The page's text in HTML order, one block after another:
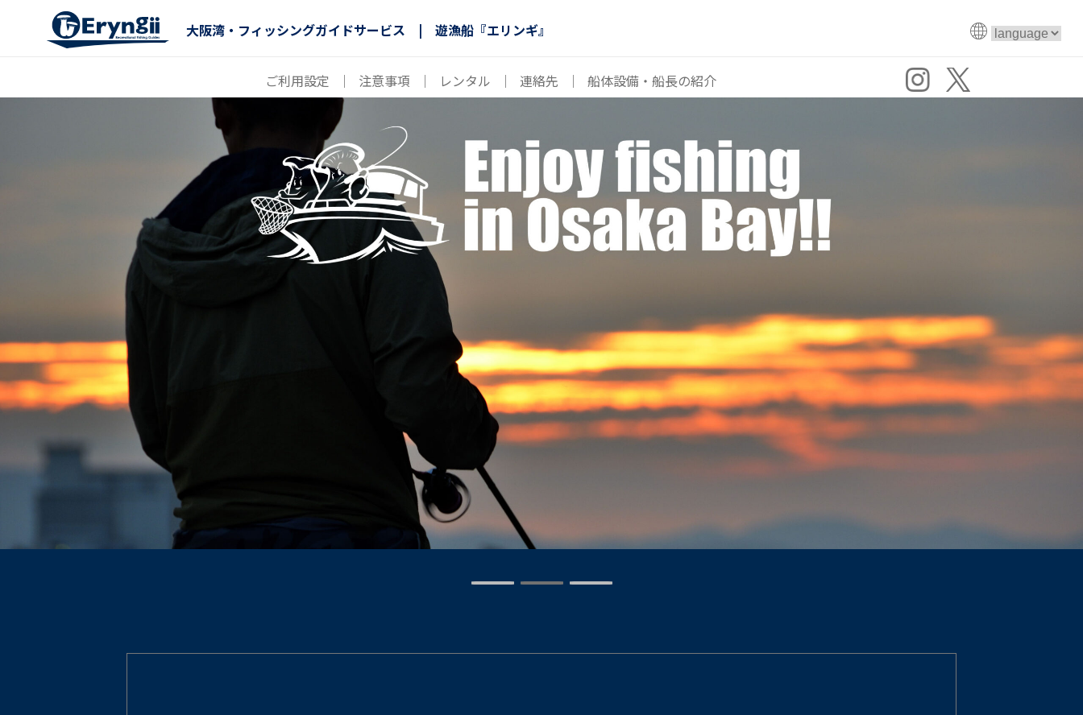
大阪湾・フィッシングガイドサービス | 遊漁船『エリンギ』
ご利用設定 ｜ 注意事項 ｜ レンタル ｜ 連絡先 ｜ 船体設備・船長の紹介